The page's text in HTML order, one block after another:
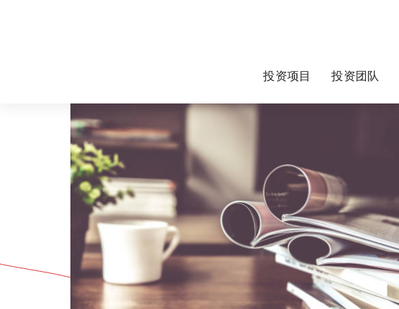
投资项目 投资团队